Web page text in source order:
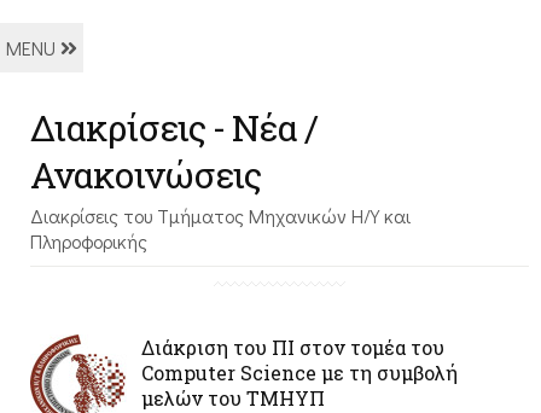
MENU
Διακρίσεις - Νέα /
Ανακοινώσεις
Διακρίσεις του Τμήματος Μηχανικών Η/Υ και
Πληροφορικής
Διάκριση του ΠΙ στον τομέα του
Computer Science με τη συμβολή
μελών του ΤΜΗΥΠ